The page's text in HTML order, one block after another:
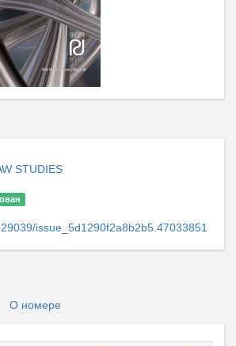
STUDIES
issue_5d1290f2a8b2b5.47033851
О номере